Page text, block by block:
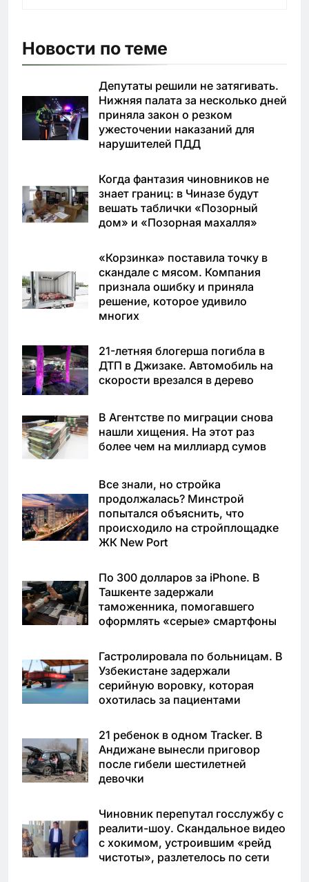
Новости по теме
Депутаты решили не затягивать.
Нижняя палата за несколько дней
приняла закон о резком
ужесточении наказаний для
нарушителей ПДД
Когда фантазия чиновников не
знает границ: в Чиназе будут
вешать таблички «Позорный
дом» и «Позорная махалля»
«Корзинка» поставила точку в
скандале с мясом. Компания
признала ошибку и приняла
решение, которое удивило
многих
21-летняя блогерша погибла в
ДТП в Джизаке. Автомобиль на
скорости врезался в дерево
В Агентстве по миграции снова
нашли хищения. На этот раз
более чем на миллиард сумов
Все знали, но стройка
продолжалась? Минстрой
попытался объяснить, что
происходило на стройплощадке
ЖК New Port
По 300 долларов за iPhone. В
Ташкенте задержали
таможенника, помогавшего
оформлять «серые» смартфоны
Гастролировала по больницам. В
Узбекистане задержали
серийную воровку, которая
охотилась за пациентами
21 ребенок в одном Tracker. В
Андижане вынесли приговор
после гибели шестилетней
девочки
Чиновник перепутал госслужбу с
реалити-шоу. Скандальное видео
с хокимом, устроившим «рейд
чистоты», разлетелось по сети